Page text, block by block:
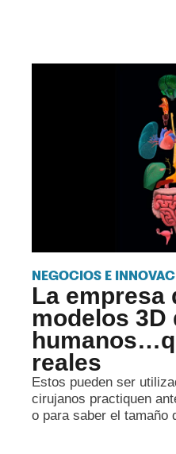
NEGOCIOS E
La empresa
modelos 3D
reales
Estos pueden ser
cirujanos practiquen
o para saber el tamaño